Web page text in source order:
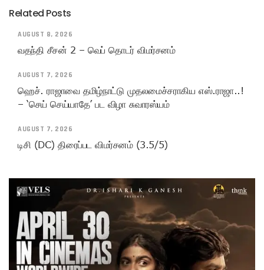
Related Posts
AUGUST 8, 2026
வதந்தி சீசன் 2 – வெப் தொடர் விமர்சனம்
AUGUST 7, 2026
ஹெச். ராஜாவை தமிழ்நாட்டு முதலமைச்சராகிய எஸ்.ராஜா..!
– ‘செய் செய்யாதே’ பட விழா சுவாரஸ்யம்
AUGUST 7, 2026
டிசி (DC) திரைப்பட விமர்சனம் (3.5/5)